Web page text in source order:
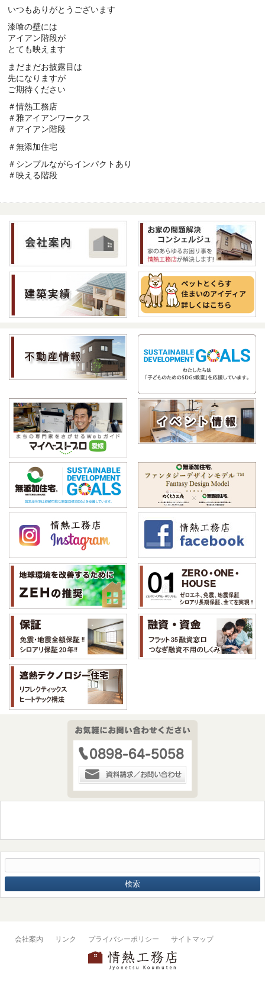
いつもありがとうございます
漆喰の壁には
アイアン階段が
とても映えます
まだまだお披露目は
先になりますが
ご期待ください
＃情熱工務店
＃雅アイアンワークス
＃アイアン階段
＃無添加住宅
＃シンプルながらインパクトあり
＃映える階段
会社案内 リンク プライバシーポリシー サイトマップ